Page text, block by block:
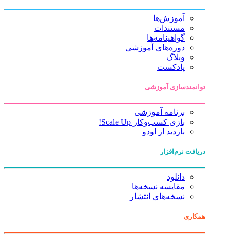
آموزش‌ها
مستندات
گواهینامه‌ها
دوره‌های آموزشی
وبلاگ
پادکست
توانمندسازی آموزشی
برنامه آموزشی
بازی کسب‌وکار Scale Up!
بازدید از اودو
دریافت نرم‌افزار
دانلود
مقایسه نسخه‌ها
نسخه‌های انتشار
همکاری